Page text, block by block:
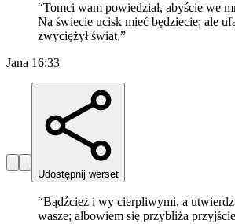
“Tomci wam powiedział, abyście we
Na świecie ucisk mieć będziecie; ale
zwyciężył świat.”
Jana 16:33
Udostępnij werset
“Bądźcież i wy cierpliwymi, a
wasze; albowiem się przybliża